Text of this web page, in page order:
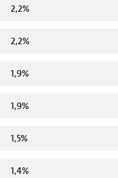
2,2%
2,2%
1,9%
1,9%
1,5%
1,4%